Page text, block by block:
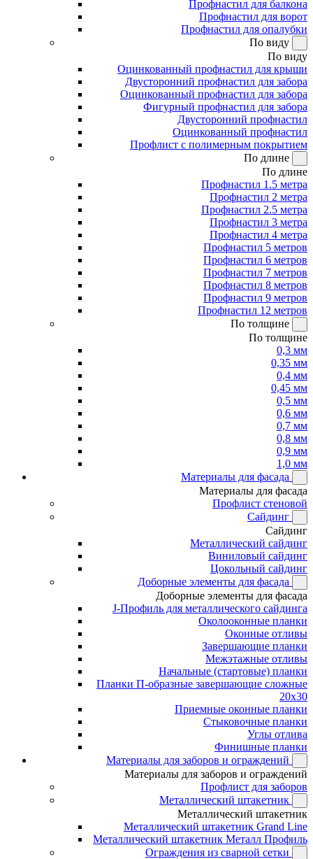
Профнастил для балкона
Профнастил для ворот
Профнастил для опалубки
По виду
По виду
Оцинкованный профнастил для крыши
Двусторонний профнастил для забора
Оцинкованный профнастил для забора
Фигурный профнастил для забора
Двусторонний профнастил
Оцинкованный профнастил
Профлист с полимерным покрытием
По длине
По длине
Профнастил 1.5 метра
Профнастил 2 метра
Профнастил 2.5 метра
Профнастил 3 метра
Профнастил 4 метра
Профнастил 5 метров
Профнастил 6 метров
Профнастил 7 метров
Профнастил 8 метров
Профнастил 9 метров
Профнастил 12 метров
По толщине
По толщине
0,3 мм
0,35 мм
0,4 мм
0,45 мм
0,5 мм
0,6 мм
0,7 мм
0,8 мм
0,9 мм
1,0 мм
Материалы для фасада
Материалы для фасада
Профлист стеновой
Сайдинг
Сайдинг
Металлический сайдинг
Виниловый сайдинг
Цокольный сайдинг
Доборные элементы для фасада
Доборные элементы для фасада
J-Профиль для металлического сайдинга
Околооконные планки
Оконные отливы
Завершающие планки
Межэтажные отливы
Начальные (стартовые) планки
Планки П-образные завершающие сложные
20x30
Приемные оконные планки
Стыковочные планки
Углы отлива
Финишные планки
Материалы для заборов и ограждений
Материалы для заборов и ограждений
Профлист для заборов
Металлический штакетник
Металлический штакетник
Металлический штакетник Grand Line
Металлический штакетник Металл Профиль
Ограждения из сварной сетки